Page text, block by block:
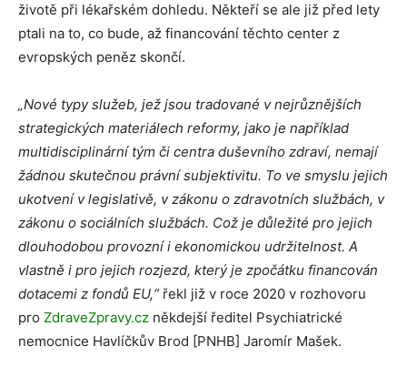
životě při lékařském dohledu. Někteří se ale již před lety
ptali na to, co bude, až financování těchto center z
evropských peněz skončí.
„Nové typy služeb, jež jsou tradované v nejrůznějších
strategických materiálech reformy, jako je například
multidisciplinární tým či centra duševního zdraví, nemají
žádnou skutečnou právní subjektivitu. To ve smyslu jejich
ukotvení v legislativě, v zákonu o zdravotních službách, v
zákonu o sociálních službách. Což je důležité pro jejich
dlouhodobou provozní i ekonomickou udržitelnost. A
vlastně i pro jejich rozjezd, který je zpočátku financován
dotacemi z fondů EU,“řekl již v roce 2020 v rozhovoru
pro ZdraveZpravy.cz někdejší ředitel Psychiatrické
nemocnice Havlíčkův Brod [PNHB] Jaromír Mašek.